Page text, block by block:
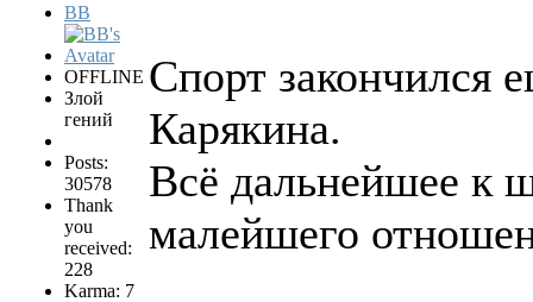
BB
OFFLINE
Злой
гений
Posts:
30578
Thank
you
received:
228
Karma: 7
Спорт закончился
Карякина.
Всё дальнейшее к
малейшего